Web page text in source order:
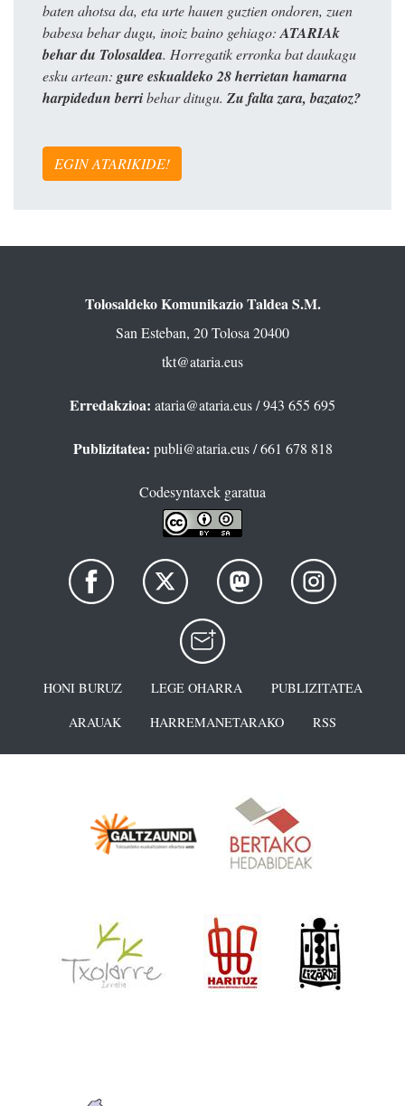
baten ahotsa da, eta urte hauen guztien ondoren, zuen
babesa behar dugu, inoiz baino gehiago:ATARIAk
behar du Tolosaldea. Horregatik erronka bat daukagu
esku artean: gure eskualdeko 28 herrietan hamarna
harpidedun berribehar ditugu. Zu falta zara, bazatoz?
EGIN ATARIKIDE!
Tolosaldeko Komunikazio Taldea S.M.
San Esteban, 20 Tolosa 20400
tkt@ataria.eus
Erredakzioa: ataria@ataria.eus/ 943 655 695
Publizitatea: publi@ataria.eus/ 661 678 818
Codesyntaxek garatua
HONI BURUZ LEGE OHARRA
PUBLIZITATEA
ARAUAK
HARREMANETARAKO RSS